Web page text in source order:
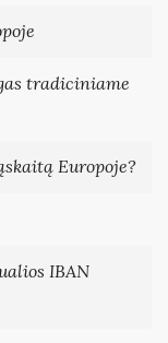
tradiciniame
Europoje?
IBAN